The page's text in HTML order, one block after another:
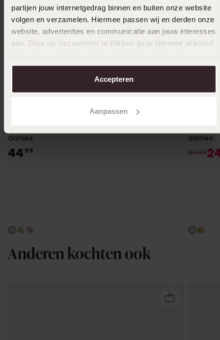
partijen jouw internetgedrag binnen en buiten onze website
volgen en verzamelen. Hiermee passen wij en derden onze
website, advertenties en communicatie aan jouw interesses
aan. Door op ‘accepteren’ te klikken ga je hiermee akkoord.
over in onscookiebeleid.
Accepteren
Aanpassen
dames
44 99
dames
39.99
Anderen kochten ook